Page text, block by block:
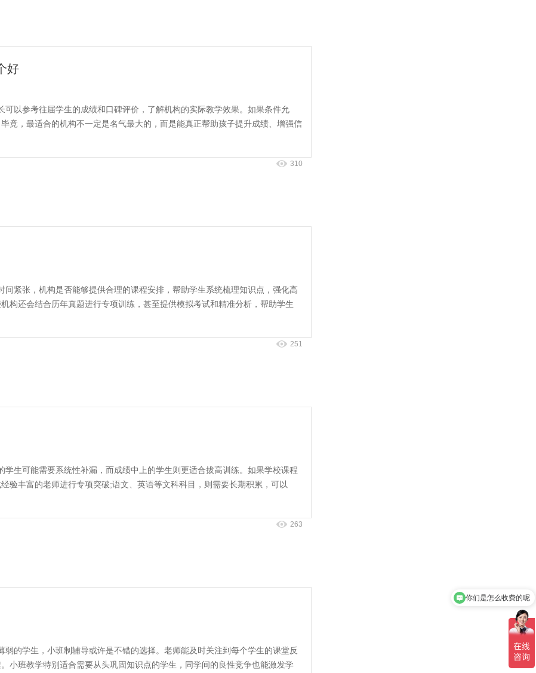
好
以参考往届学生的成绩和口碑评价，了解机构的实际教学效果。如果条件允
竟，最适合的机构不一定是名气最大的，而是能真正帮助孩子提升成绩、增强信
310
紧张，机构是否能够提供合理的课程安排，帮助学生系统梳理知识点，强化高
构还会结合历年真题进行专项训练，甚至提供模拟考试和精准分析，帮助学生
251
生可能需要系统性补漏，而成绩中上的学生则更适合拔高训练。如果学校课程
验丰富的老师进行专项突破;语文、英语等文科科目，则需要长期积累，可以
263
学生，小班制辅导或许是不错的选择。老师能及时关注到每个学生的课堂反
小班教学特别适合需要从头巩固知识点的学生，同学间的良性竞争也能激发学
现在有优惠活动吗